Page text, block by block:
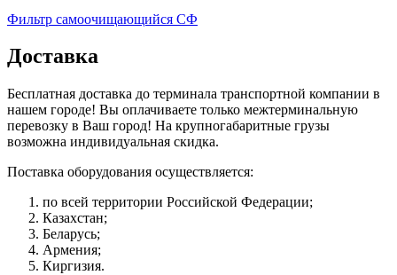
Фильтр самоочищающийся СФ
Доставка
Бесплатная доставка до терминала транспортной компании в
нашем городе! Вы оплачиваете только межтерминальную
перевозку в Ваш город! На крупногабаритные грузы
возможна индивидуальная скидка.
Поставка оборудования осуществляется:
по всей территории Российской Федерации;
Казахстан;
Беларусь;
Армения;
Киргизия.